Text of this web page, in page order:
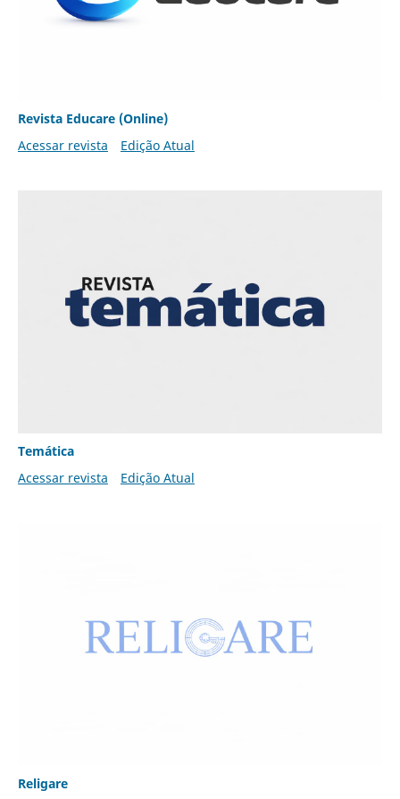
Revista Educare (Online)
Acessar revista
Edição Atual
Temática
Acessar revista
Edição Atual
Religare